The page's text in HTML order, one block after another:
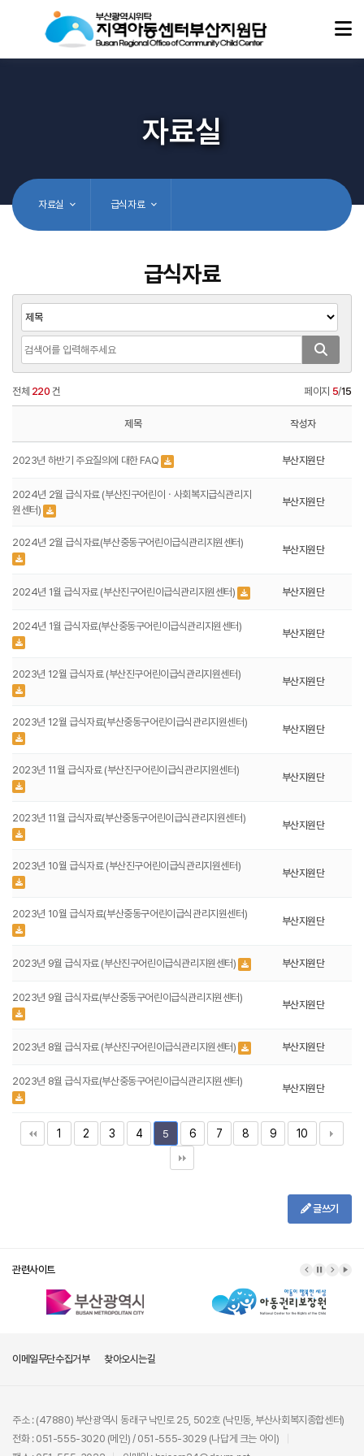
자료실
자료실 급식자료
급식자료
전체 220 건 페이지 5/15
제목 작성자
2023년 하반기 주요질의에 대한 FAQ 부산지원단
2024년 2월 급식자료 (부산진구어린이ㆍ사회복지급식관리지
원센터)
부산지원단
2024년 2월 급식자료(부산중동구어린이급식관리지원센터)
부산지원단
2024년 1월 급식자료 (부산진구어린이급식관리지원센터) 부산지원단
2024년 1월 급식자료(부산중동구어린이급식관리지원센터)
부산지원단
2023년 12월 급식자료 (부산진구어린이급식관리지원센터)
부산지원단
2023년 12월 급식자료(부산중동구어린이급식관리지원센터)
부산지원단
2023년 11월 급식자료 (부산진구어린이급식관리지원센터)
부산지원단
2023년 11월 급식자료(부산중동구어린이급식관리지원센터)
부산지원단
2023년 10월 급식자료 (부산진구어린이급식관리지원센터)
부산지원단
2023년 10월 급식자료(부산중동구어린이급식관리지원센터)
부산지원단
2023년 9월 급식자료 (부산진구어린이급식관리지원센터) 부산지원단
2023년 9월 급식자료(부산중동구어린이급식관리지원센터)
부산지원단
2023년 8월 급식자료 (부산진구어린이급식관리지원센터) 부산지원단
2023년 8월 급식자료(부산중동구어린이급식관리지원센터)
부산지원단
1 2 3 4 5 6 7 8 9 10
글쓰기
관련사이트
이메일무단수집거부 찾아오시는길
주소 : (47880) 부산광역시 동래구 낙민로 25, 502호 (낙민동, 부산사회복지종합센터)
전화 : 051-555-3020 (메인) / 051-555-3029 (나답게 크는 아이)